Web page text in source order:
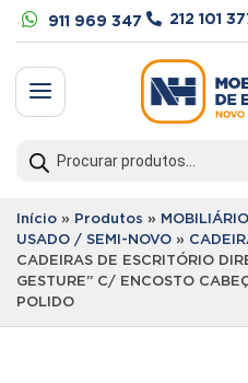
 911 969 347  212 101
a
search
Início » Produtos »
USADO / SEMI-NOVO »
CADEIRAS DE ESCRITÓRIO
GESTURE” C/ ENCOSTO
POLIDO